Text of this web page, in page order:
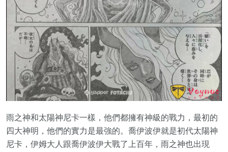
雨之神和太陽神尼卡一樣，他們都擁有神級的戰力，最初的
四大神明，他們的實力是最強的。喬伊波伊就是初代太陽神
尼卡，伊姆大人跟喬伊波伊大戰了上百年，雨之神也出現